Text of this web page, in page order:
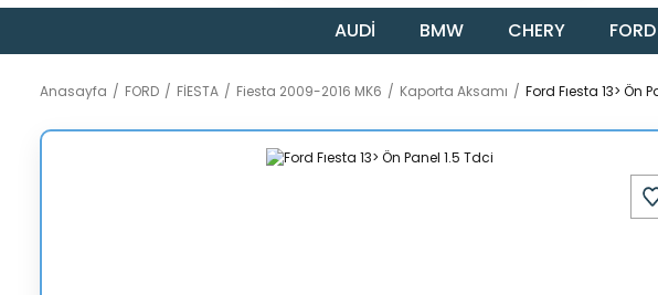
AUDİ BMW CHERY FORD
Anasayfa FORD FİESTA Fiesta 2009-2016 MK6 Kaporta Aksamı Ford Fıesta 13> Ön